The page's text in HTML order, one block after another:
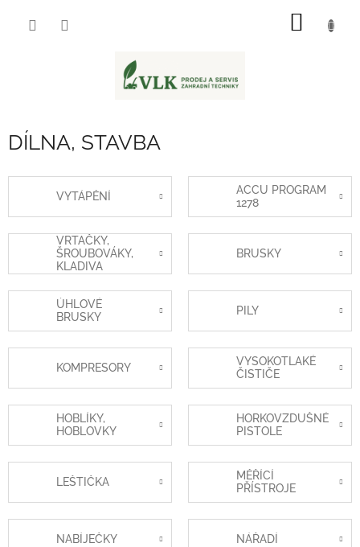
DÍLNA, STAVBA
VYTÁPĚNÍ
ACCU PROGRAM
1278
VRTAČKY,
ŠROUBOVÁKY,
KLADIVA
BRUSKY
ÚHLOVÉ
BRUSKY
PILY
KOMPRESORY
VYSOKOTLAKÉ
ČISTIČE
HOBLÍKY,
HOBLOVKY
HORKOVZDUŠNÉ
PISTOLE
LEŠTIČKA
MĚŘÍCÍ
PŘÍSTROJE
NABÍJEČKY NÁŘADÍ